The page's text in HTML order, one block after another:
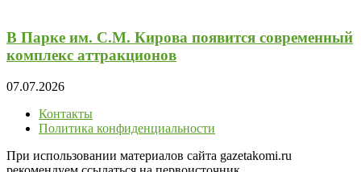
В Парке им. С.М. Кирова появится современный
комплекс аттракционов
07.07.2026
Контакты
Политика конфиденциальности
При использовании материалов сайта gazetakomi.ru